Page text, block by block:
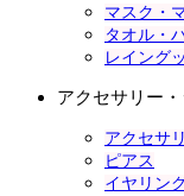
マスク・
タオル・
レイング
アクセサリー
アクセサ
ピアス
イヤリン